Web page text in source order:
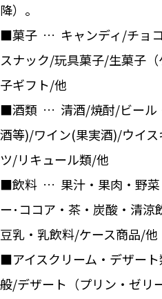
降）。
■菓子 … キャンディ/チョ
スナック/玩具菓子/生菓子
子ギフト/他
■酒類 … 清酒/焼酎/ビール
酒等)/ワイン(果実酒)/ウイ
ツ/リキュール類/他
■飲料 … 果汁・果肉・野菜
ー･ココア・茶・炭酸・清涼
豆乳・乳飲料/ケース商品/他
■アイスクリーム・デザー
般/デザート（プリン・ゼリ